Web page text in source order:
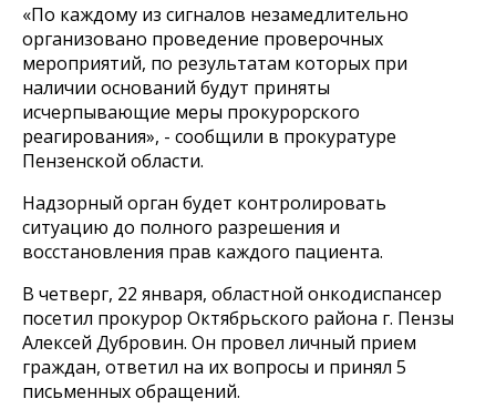
«По каждому из сигналов незамедлительно
организовано проведение проверочных
мероприятий, по результатам которых при
наличии оснований будут приняты
исчерпывающие меры прокурорского
реагирования», - сообщили в прокуратуре
Пензенской области.
Надзорный орган будет контролировать
ситуацию до полного разрешения и
восстановления прав каждого пациента.
В четверг, 22 января, областной онкодиспансер
посетил прокурор Октябрьского района г. Пензы
Алексей Дубровин. Он провел личный прием
граждан, ответил на их вопросы и принял 5
письменных обращений.